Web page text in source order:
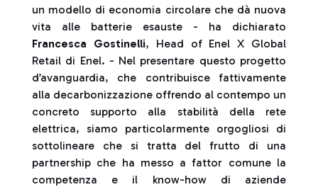
un modello di economia circolare che dà nuova
vita alle batterie esauste - ha dichiarato
Francesca Gostinelli, Head of Enel X Global
Retail di Enel. - Nel presentare questo progetto
d’avanguardia, che contribuisce fattivamente
alla decarbonizzazione offrendo al contempo un
concreto supporto alla stabilità della rete
elettrica, siamo particolarmente orgogliosi di
sottolineare che si tratta del frutto di una
partnership che ha messo a fattor comune la
competenza e il know-how di aziende